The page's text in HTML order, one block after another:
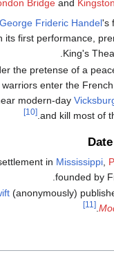
Bridge and Kingston
George Frideric Handel's
its first performance,
King's
the pretense of a
warriors enter the
modern-day
and kill most of
[10]
in Mississippi,
founded by
(anonymously)
.
[11]